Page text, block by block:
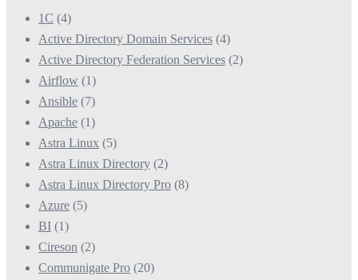
1С (4)
Active Directory Domain Services (4)
Active Directory Federation Services (2)
Airflow (1)
Ansible (7)
Apache (1)
Astra Linux (5)
Astra Linux Directory (2)
Astra Linux Directory Pro (8)
Azure (5)
BI (1)
Cireson (2)
Communigate Pro (20)